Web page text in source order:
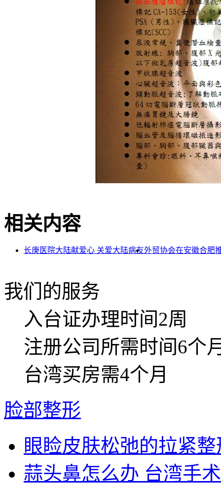
相关内容
长庚医院大陆献爱心 关爱大陆病友外贸协会在安徽合肥
我们的服务
入台证办理时间2周
注册公司 所需时间6个
台湾买房需4个月
脸部整形
眼睑皮肤松弛的拉紧
蒜头鼻怎么办 台湾手